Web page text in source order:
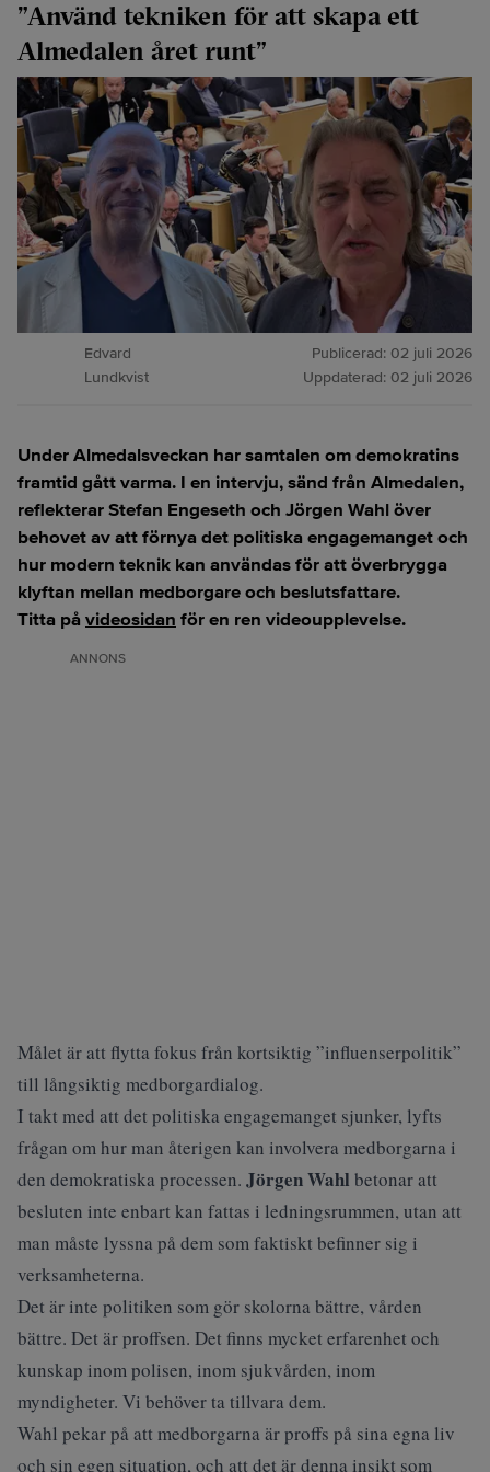
”Använd tekniken för att skapa ett
Almedalen året runt”
Edvard
Lundkvist
Publicerad: 02 juli 2026
Uppdaterad: 02 juli 2026
Under Almedalsveckan har samtalen om demokratins
framtid gått varma. I en intervju, sänd från Almedalen,
reflekterar Stefan Engeseth och Jörgen Wahl över
behovet av att förnya det politiska engagemanget och
hur modern teknik kan användas för att överbrygga
klyftan mellan medborgare och beslutsfattare.
Titta på videosidan för en ren videoupplevelse.
ANNONS
Målet är att flytta fokus från kortsiktig ”influenserpolitik”
till långsiktig medborgardialog.
I takt med att det politiska engagemanget sjunker, lyfts
frågan om hur man återigen kan involvera medborgarna i
den demokratiska processen. Jörgen Wahl betonar att
besluten inte enbart kan fattas i ledningsrummen, utan att
man måste lyssna på dem som faktiskt befinner sig i
verksamheterna.
Det är inte politiken som gör skolorna bättre, vården
bättre. Det är proffsen. Det finns mycket erfarenhet och
kunskap inom polisen, inom sjukvården, inom
myndigheter. Vi behöver ta tillvara dem.
Wahl pekar på att medborgarna är proffs på sina egna liv
och sin egen situation, och att det är denna insikt som